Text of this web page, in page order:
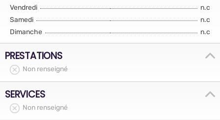
Vendredi
n.c
Samedi
n.c
Dimanche
n.c
PRESTATIONS
Non renseigné
SERVICES
Non renseigné